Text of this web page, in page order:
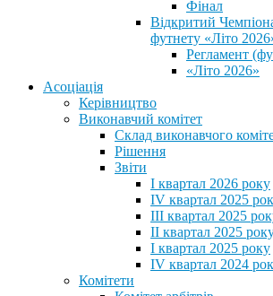
Фінал
Відкритий
футнету «Літо
Регламент
«Літо 2026»
Асоціація
Керівництво
Виконавчий комітет
Склад виконавчого
Рішення
Звіти
I квартал 2026 року
IV квартал 2025
III квартал 2025
II квартал 2025
I квартал 2025 року
IV квартал 2024
Комітети